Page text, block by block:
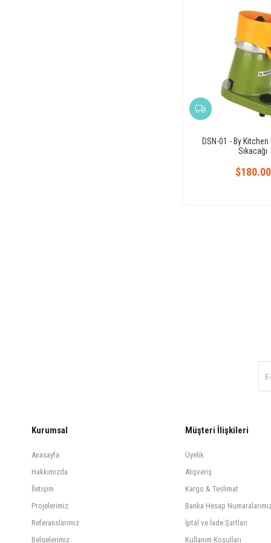
DSN-01 - By
Sıkacağı
$180.00
Kurumsal
Anasayfa
Hakkımızda
İletişim
Projelerimiz
Referanslarımız
Belgelerimiz
Müşteri İlişkileri
Üyelik
Alışveriş
Kargo & Teslimat
Banka Hesap
İptal ve İade Şartları
Kullanım Koşulları